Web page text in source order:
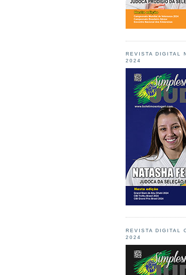
REVISTA DIGITAL
2024
REVISTA DIGITAL
2024